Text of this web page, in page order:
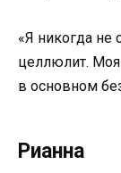
«Я никогда не
целлюлит.
в основном
Рианна